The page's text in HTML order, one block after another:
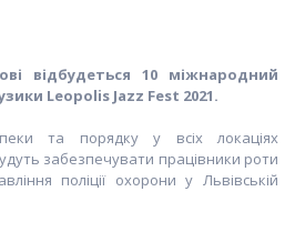
відбудеться 10 міжнародний
Leopolis Jazz Fest 2021.
та порядку у всіх локаціях
забезпечувати працівники роти
поліції охорони у Львівській